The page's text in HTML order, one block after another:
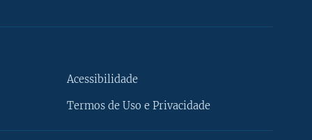
Acessibilidade
Termos de Uso e Privacidade